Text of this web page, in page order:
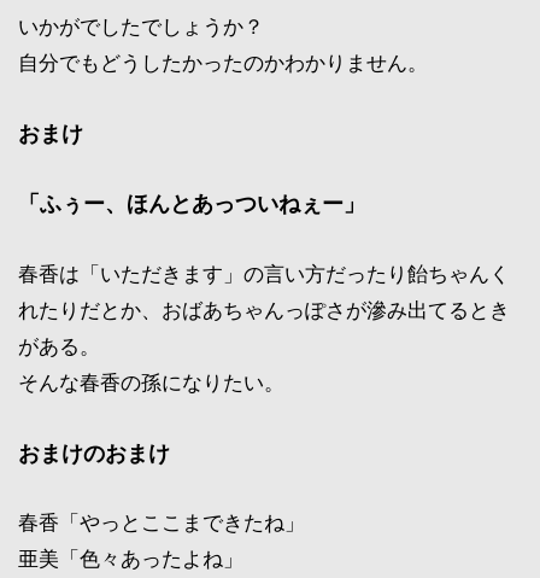
いかがでしたでしょうか？
自分でもどうしたかったのかわかりません。
おまけ
「ふぅー、ほんとあっついねぇー」
春香は「いただきます」の言い方だったり飴ちゃんく
れたりだとか、おばあちゃんっぽさが滲み出てるとき
がある。
そんな春香の孫になりたい。
おまけのおまけ
春香「やっとここまできたね」
亜美「色々あったよね」